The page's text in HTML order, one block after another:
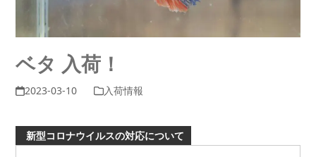
ベタ 入荷！
2023-03-10 入荷情報
新型コロナウイルスの対応について